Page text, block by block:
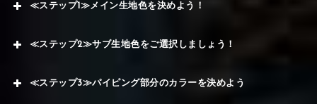
≪ステップ1≫メイン生地色を決めよう！
≪ステップ2≫サブ生地色をご選択しましょう！
≪ステップ3≫パイピング部分のカラーを決めよう